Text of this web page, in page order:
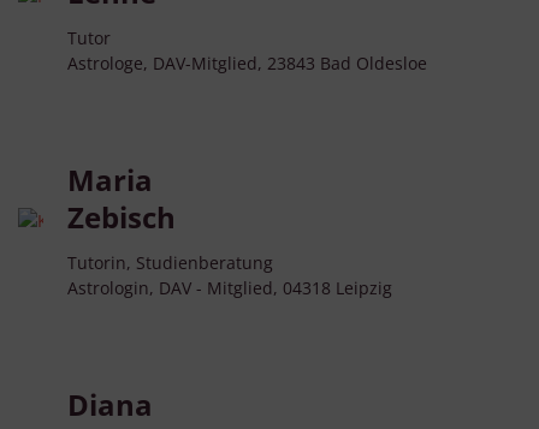
Tutor
Astrologe, DAV-Mitglied, 23843 Bad Oldesloe
Maria
Zebisch
Tutorin, Studienberatung
Astrologin, DAV - Mitglied, 04318 Leipzig
Diana